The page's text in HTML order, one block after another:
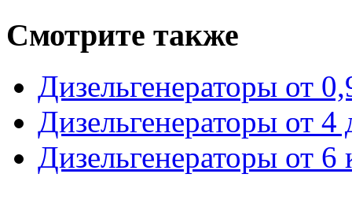
Смотрите также
Дизельгенераторы от
Дизельгенераторы от 4
Дизельгенераторы от 6